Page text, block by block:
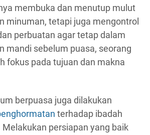
membuka dan menutup mulut
minuman, tetapi juga mengontrol
perbuatan agar tetap dalam
mandi sebelum puasa, seorang
fokus pada tujuan dan makna
berpuasa juga dilakukan
terhadap ibadah
persiapan yang baik